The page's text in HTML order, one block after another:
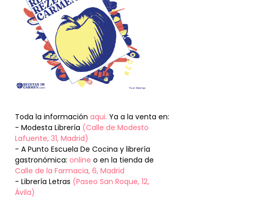
Toda la información aqui. Ya a la venta en:
- Modesta Librería (Calle de Modesto
Lafuente, 31, Madrid)
- A Punto Escuela De Cocina y librería
gastronómica: online o en la tienda de
Calle de la Farmacia, 6, Madrid
- Librería Letras (Paseo San Roque, 12,
Ávila)